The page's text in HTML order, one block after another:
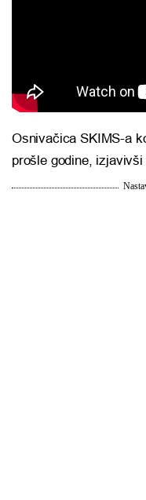
Osnivačica SKIMS-a
prošle godine,